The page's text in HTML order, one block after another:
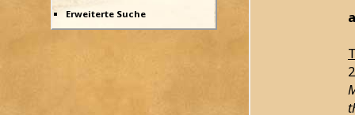
Erweiterte Suche